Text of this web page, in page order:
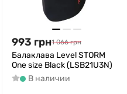
993 грн1 066 грн
Балаклава Level STORM
One size Black (LSB21U3N)
В наличии